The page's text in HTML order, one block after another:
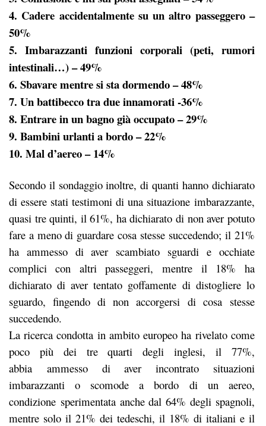
4. Cadere accidentalmente su un altro passeggero –
50%
5. Imbarazzanti funzioni corporali (peti, rumori
intestinali…) – 49%
6. Sbavare mentre si sta dormendo – 48%
7. Un battibecco tra due innamorati -36%
8. Entrare in un bagno già occupato – 29%
9. Bambini urlanti a bordo – 22%
10. Mal d’aereo – 14%
Secondo il sondaggio inoltre, di quanti hanno dichiarato
di essere stati testimoni di una situazione imbarazzante,
quasi tre quinti, il 61%, ha dichiarato di non aver potuto
fare a meno di guardare cosa stesse succedendo; il 21%
ha ammesso di aver scambiato sguardi e occhiate
complici con altri passeggeri, mentre il 18% ha
dichiarato di aver tentato goffamente di distogliere lo
sguardo, fingendo di non accorgersi di cosa stesse
succedendo.
La ricerca condotta in ambito europeo ha rivelato come
poco più dei tre quarti degli inglesi, il 77%,
abbia ammesso di aver incontrato situazioni
imbarazzanti o scomode a bordo di un aereo,
condizione sperimentata anche dal 64% degli spagnoli,
mentre solo il 21% dei tedeschi, il 18% di italiani e il